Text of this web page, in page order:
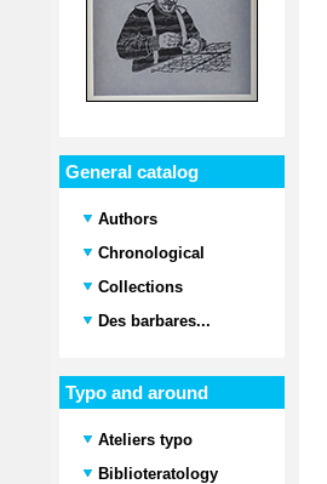
General catalog
Authors
Chronological
Collections
Des barbares...
Typo and around
Ateliers typo
Biblioteratology